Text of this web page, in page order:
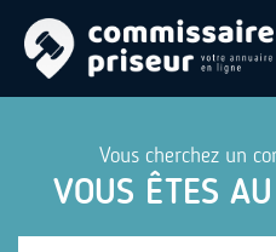
Vous cherchez un
VOUS ÊTES